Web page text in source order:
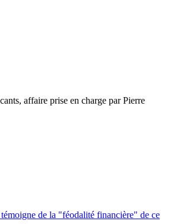
affaire prise en charge par Pierre
de la "féodalité financière" de ce